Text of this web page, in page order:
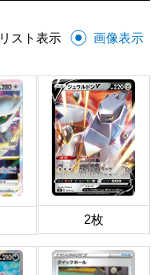
リスト表示 画像表示
2枚